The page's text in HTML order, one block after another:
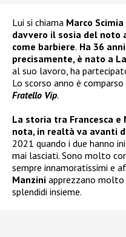
Lui si chiama Marco Scimia
davvero il sosia del noto
come barbiere. Ha 36
precisamente, è nato a
al suo lavoro, ha
Lo scorso anno è
Fratello Vip.
La storia tra Francesca e
nota, in realtà va avanti
2021 quando i due hanno
mai lasciati. Sono molto
sempre innamoratissimi e
Manzini apprezzano
splendidi insieme.